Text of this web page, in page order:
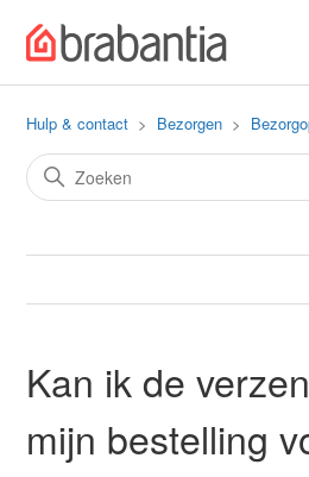
Hulp & contact Bezorgen
Kan ik de
mijn bestelling